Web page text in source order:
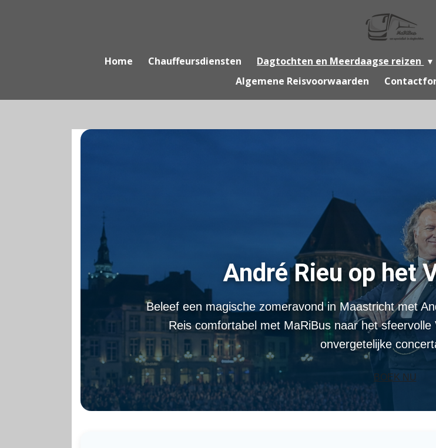
Home Chauffeursdiensten Dagtochten en Meerdaagse reizen
Algemene Reisvoorwaarden
André Rieu op het
Beleef een magische zomeravond in Maastricht met
Reis comfortabel met MaRiBus naar het
onvergetelijke
BOEK NU